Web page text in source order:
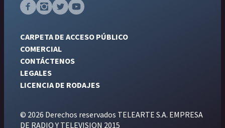
CARPETA DE ACCESO PÚBLICO
COMERCIAL
CONTÁCTENOS
LEGALES
LICENCIA DE RODAJES
© 2026 Derechos reservados TELEARTE S.A. EMPRESA
DE RADIO Y TELEVISION 2015